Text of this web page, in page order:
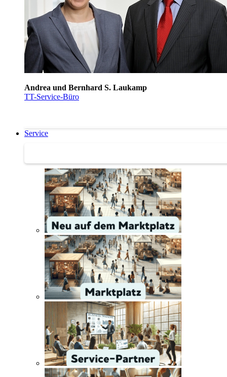
Andrea und Bernhard S. Laukamp
TT-Service-Büro
Service